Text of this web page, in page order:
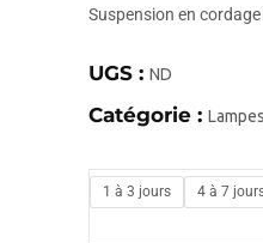
Suspension en
UGS : ND
Catégorie : Lampes
1 à 3 jours 4 à 7